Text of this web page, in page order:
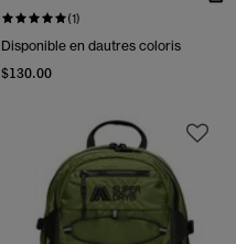
(1)
Disponible en dautres coloris
$130.00